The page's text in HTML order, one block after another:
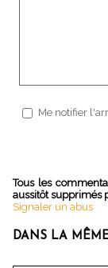
Me notifier
Tous les
aussitôt supprimés
Signaler un abus
DANS LA